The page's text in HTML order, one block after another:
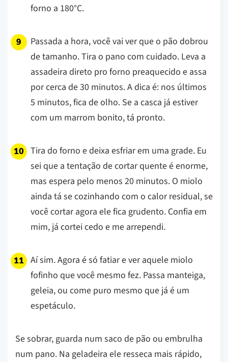
forno a 180°C.
Passada a hora, você vai ver que o pão dobrou
de tamanho. Tira o pano com cuidado. Leva a
assadeira direto pro forno preaquecido e assa
por cerca de 30 minutos. A dica é: nos últimos
5 minutos, fica de olho. Se a casca já estiver
com um marrom bonito, tá pronto.
Tira do forno e deixa esfriar em uma grade. Eu
sei que a tentação de cortar quente é enorme,
mas espera pelo menos 20 minutos. O miolo
ainda tá se cozinhando com o calor residual, se
você cortar agora ele fica grudento. Confia em
mim, já cortei cedo e me arrependi.
Aí sim. Agora é só fatiar e ver aquele miolo
fofinho que você mesmo fez. Passa manteiga,
geleia, ou come puro mesmo que já é um
espetáculo.
Se sobrar, guarda num saco de pão ou embrulha
num pano. Na geladeira ele resseca mais rápido,